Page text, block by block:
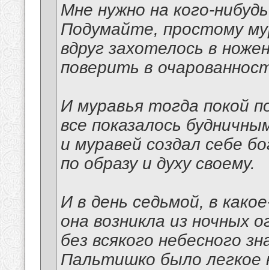
Мне нужно на кого-
Подумайте, простому
вдруг захотелось в
поверить в
И муравья тогда покой
все показалось
и муравей создал себе
по образу и духу своему.
И в день седьмой, в
она возникла из ночных
без всякого небесного
Пальтишко было легкое